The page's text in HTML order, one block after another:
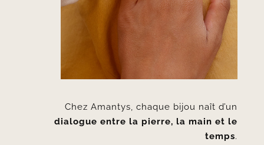
Chez Amantys, chaque bijou naît d’un
dialogue entre la pierre, la main et le
temps.